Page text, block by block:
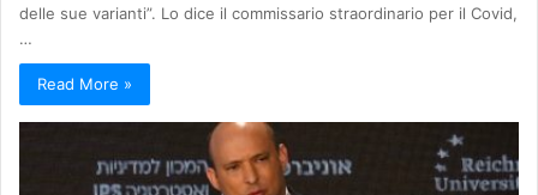
delle sue varianti”. Lo dice il commissario straordinario per il Covid,
…
Read More »